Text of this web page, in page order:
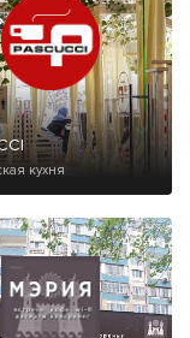
кухня
4,9 ★